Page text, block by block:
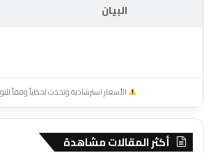
البيان
الأسعار استرشادية وتحدث لحظياً وفقاً
أكثر المقالات مشاهدة